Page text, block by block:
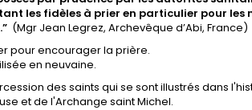
les fidèles à prier en particulier pour
(Mgr Jean Legrez, Archevêque d’Abi, France)
pour encourager la prière.
en neuvaine.
des saints qui se sont illustrés dans
et de l'Archange saint Michel.